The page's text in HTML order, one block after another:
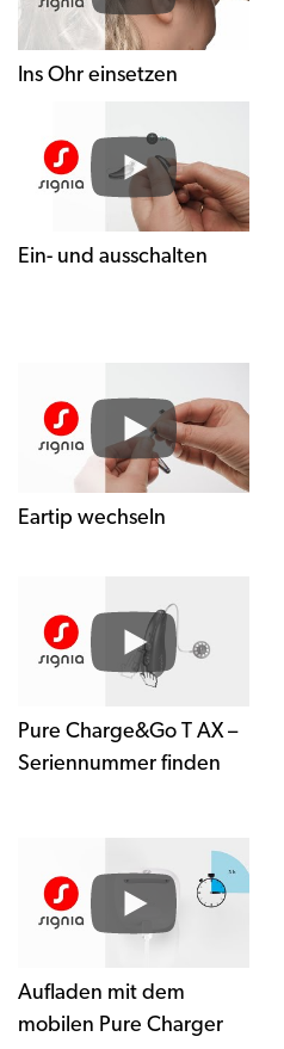
Ins Ohr einsetzen
Ein- und ausschalten
Eartip wechseln
Pure Charge&Go T AX –
Seriennummer finden
Aufladen mit dem
mobilen Pure Charger